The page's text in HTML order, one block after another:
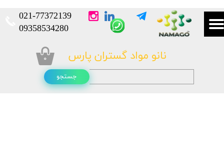
نانو مواد گستران پارس
021-77372139​​​​​​​
​​​​​​​09358534280
جستجو
۰